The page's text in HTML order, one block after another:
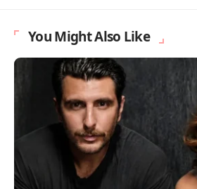
You Might Also Like